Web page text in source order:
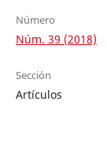
Número
Núm. 39 (2018)
Sección
Artículos